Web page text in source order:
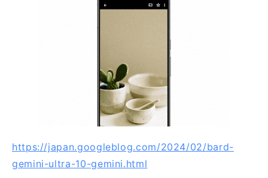
https://japan.googleblog.com/2024/02/bard-
gemini-ultra-10-gemini.html